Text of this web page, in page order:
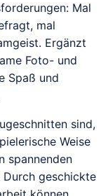
Mal
mal
Ergänzt
Foto- und
Spaß und
sind,
Weise
spannenden
Durch geschickte